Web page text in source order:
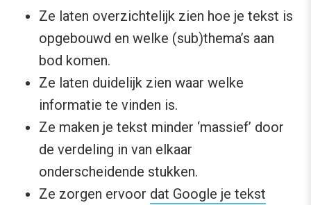
Ze laten overzichtelijk zien hoe je tekst is
opgebouwd en welke (sub)thema’s aan
bod komen.
Ze laten duidelijk zien waar welke
informatie te vinden is.
Ze maken je tekst minder ‘massief’ door
de verdeling in van elkaar
onderscheidende stukken.
Ze zorgen ervoor dat Google je tekst